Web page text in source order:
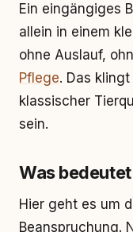
Ein eingängiges
allein in einem
ohne Auslauf,
Pflege. Das
klassischer
sein.
Was
Hier geht es um
Beanspruchung.